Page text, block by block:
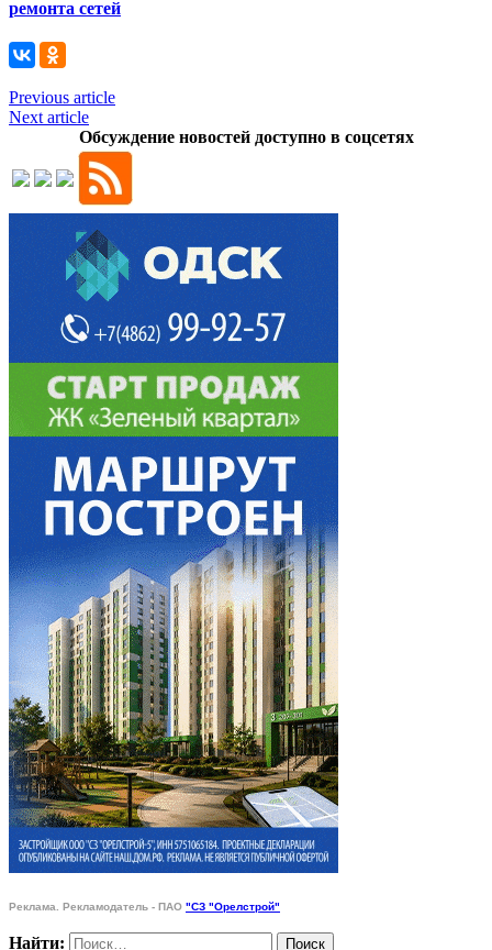
ремонта сетей
Previous article
Next article
Обсуждение новостей доступно в соцсетях
Реклама. Рекламодатель - ПАО "СЗ "Орелстрой"
Найти: